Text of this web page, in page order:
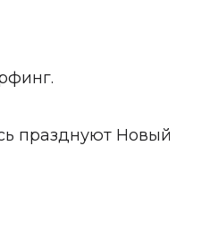
празднуют Новый